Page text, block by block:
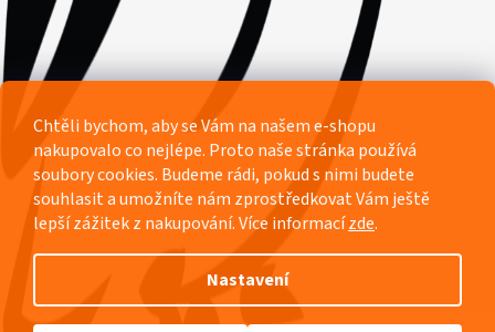
Chtěli bychom, aby se Vám na našem e-shopu
nakupovalo co nejlépe. Proto naše stránka používá
soubory cookies. Budeme rádi, pokud s nimi budete
souhlasit a umožníte nám zprostředkovat Vám ještě
lepší zážitek z nakupování.Více informacízde.
Nastavení